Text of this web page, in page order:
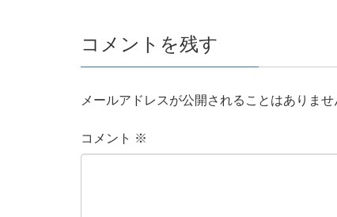
コメントを残す
メールアドレスが公開されることはありませ
コメント ※